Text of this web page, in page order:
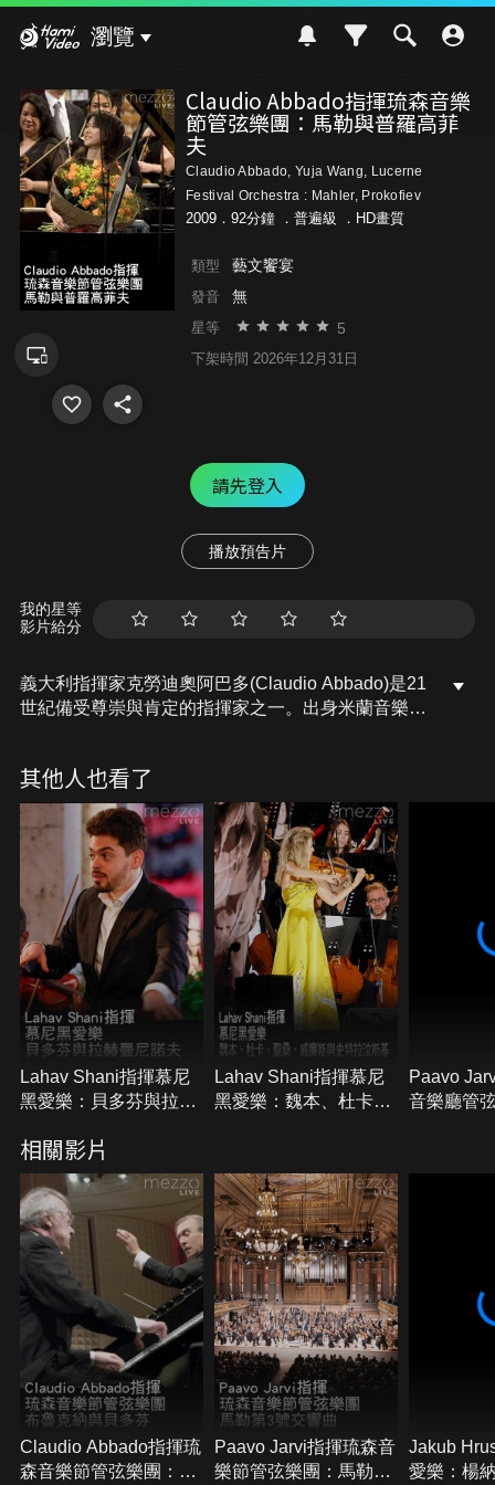
瀏覽
Claudio Abbado指揮琉森音樂
節管弦樂團：馬勒與普羅高菲
夫
Claudio Abbado, Yuja Wang, Lucerne
Festival Orchestra : Mahler, Prokofiev
2009．92分鐘 ． 普遍級 ．HD畫質
類型 藝文饗宴
發音 無
星等 5
下架時間 2026年12月31日
請先登入
播放預告片
我的星等
影片給分
義大利指揮家克勞迪奧阿巴多(Claudio Abbado)是21
世紀備受尊崇與肯定的指揮家之一。出身米蘭音樂世
哥交響樂團首席客座指揮、維也納國家歌劇院的音樂
總監。在1989年接任卡拉揚，擔任柏林愛樂交響樂團
的首席指揮直至2002年。他的指揮表達作曲家的原
味，精準地呈現原作精神。除了經典古典音樂，作風
新穎的他，亦常與新世代的作曲家合作，將古典樂推
廣給各類群眾。於2014年逝世。
其他人也看了
Lahav Shani指揮慕尼
黑愛樂：貝多芬與拉赫
Lahav Shani指揮慕尼
黑愛樂：魏本、杜卡、
Paavo
音樂廳管
相關影片
Claudio Abbado指揮琉
森音樂節管弦樂團：布
Paavo Jarvi指揮琉森音
樂節管弦樂團：馬勒第
Jakub
愛樂：楊